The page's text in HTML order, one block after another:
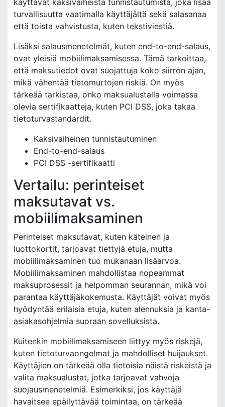
turvallisuutta vaatimalla käyttäjältä sekä salasanaa
että toista vahvistusta, kuten tekstiviestiä.
Lisäksi salausmenetelmät, kuten end-to-end-salaus,
ovat yleisiä mobiilimaksamisessa. Tämä tarkoittaa,
että maksutiedot ovat suojattuja koko siirron ajan,
mikä vähentää tietomurtojen riskiä. On myös
tärkeää tarkistaa, onko maksualustalla voimassa
olevia sertifikaatteja, kuten PCI DSS, joka takaa
tietoturvastandardit.
Kaksivaiheinen tunnistautuminen
End-to-end-salaus
PCI DSS -sertifikaatti
Vertailu: perinteiset
maksutavat vs.
mobiilimaksaminen
Perinteiset maksutavat, kuten käteinen ja
luottokortit, tarjoavat tiettyjä etuja, mutta
mobiilimaksaminen tuo mukanaan lisäarvoa.
Mobiilimaksaminen mahdollistaa nopeammat
maksuprosessit ja helpomman seurannan, mikä voi
parantaa käyttäjäkokemusta. Käyttäjät voivat myös
hyödyntää erilaisia etuja, kuten alennuksia ja kanta-
asiakasohjelmia suoraan sovelluksista.
Kuitenkin mobiilimaksamiseen liittyy myös riskejä,
kuten tietoturvaongelmat ja mahdolliset huijaukset.
Käyttäjien on tärkeää olla tietoisia näistä riskeistä ja
valita maksualustat, jotka tarjoavat vahvoja
suojausmenetelmiä. Esimerkiksi, jos käyttäjä
havaitsee epäilyttävää toimintaa, on tärkeää